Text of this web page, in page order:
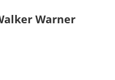
Warner